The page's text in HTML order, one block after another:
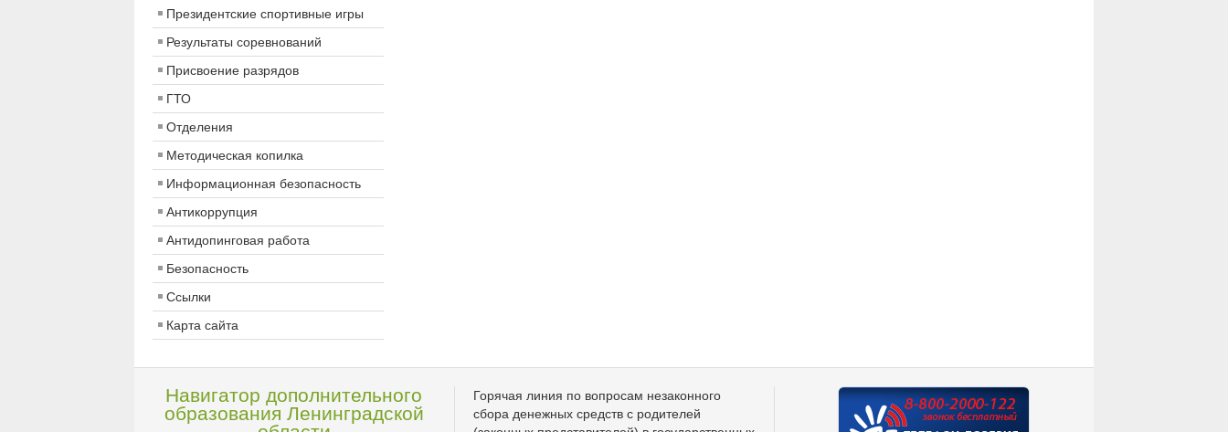
Президентские спортивные игры
Результаты соревнований
Присвоение разрядов
ГТО
Отделения
Методическая копилка
Информационная безопасность
Антикоррупция
Антидопинговая работа
Безопасность
Ссылки
Карта сайта
Навигатор дополнительного
образования Ленинградской
Горячая линия по вопросам незаконного
сбора денежных средств с родителей